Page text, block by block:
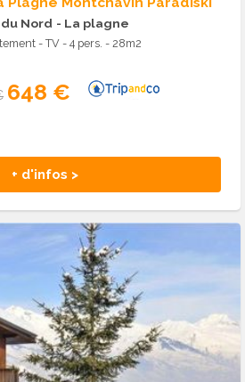
Nord - La plagne
- TV - 4 pers. - 28m2
648 €
+ d'infos >